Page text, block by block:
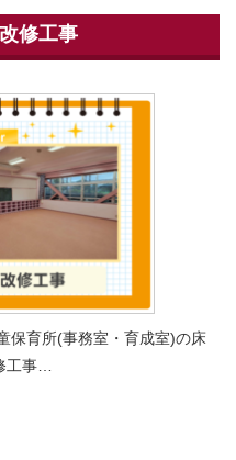
修工事
保育所(事務室・育成室)の床
工事…